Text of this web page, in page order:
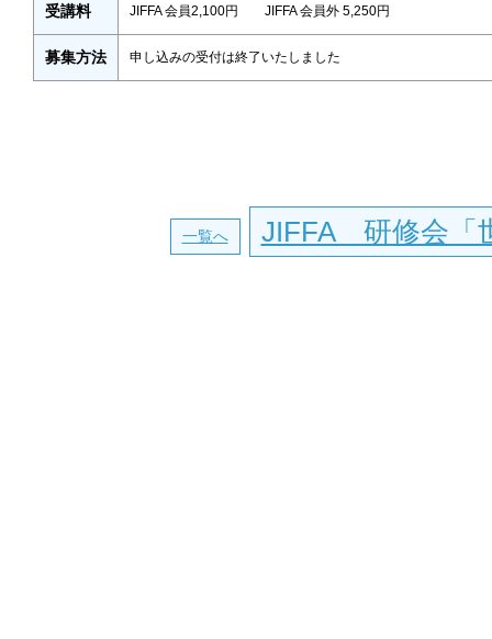
受講料 JIFFA 会員2,100円 JIFFA 会員外 5,250円
募集方法 申し込みの受付は終了いたしました
一覧へ JIFFA 研修会「